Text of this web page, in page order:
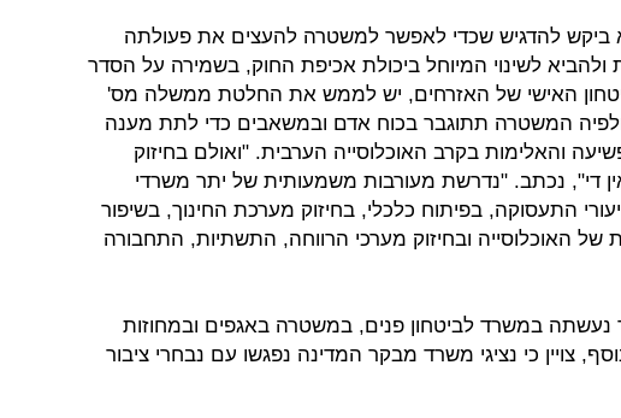
ביקש להדגיש שכדי לאפשר למשטרה להעצים את פעולתה
לשינוי המיוחל ביכולת אכיפת החוק, בשמירה על הסדר
האישי של האזרחים, יש לממש את החלטת ממשלה מס'
מדצמבר 2015, ולפיה המשטרה תתוגבר בכוח אדם ובמשאבים כדי לתת מענה
והאלימות בקרב האוכלוסייה הערבית. "ואולם בחיזוק
די", נכתב. "נדרשת מעורבות משמעותית של יתר משרדי
התעסוקה, בפיתוח כלכלי, בחיזוק מערכת החינוך, בשיפור
של האוכלוסייה ובחיזוק מערכי הרווחה, התשתיות, התחבורה
נעשתה במשרד לביטחון פנים, במשטרה באגפים ובמחוזות
צויין כי נציגי משרד מבקר המדינה נפגשו עם נבחרי ציבור